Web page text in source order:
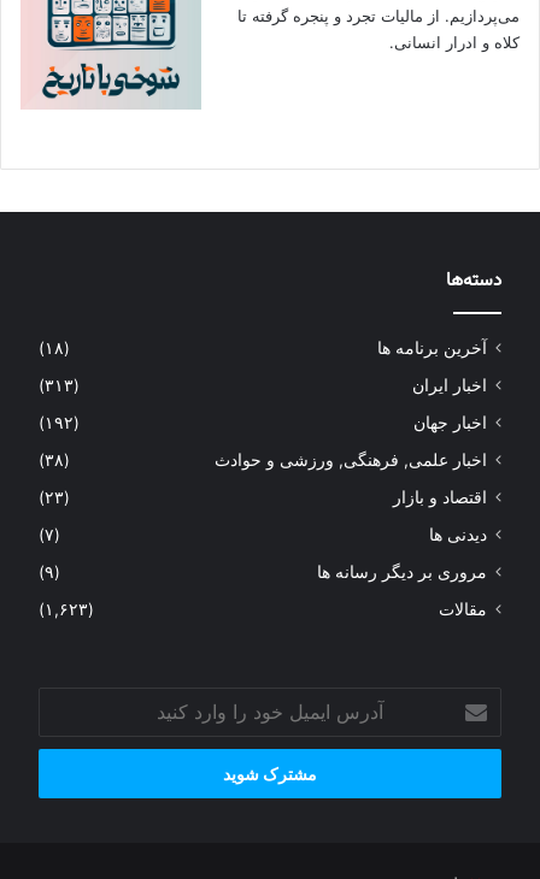
می‌پردازیم. از مالیات تجرد و پنجره گرفته تا
کلاه و ادرار انسانی.
دسته‌ها
آخرین برنامه ها
(۱۸)
اخبار ایران
(۳۱۳)
اخبار جهان
(۱۹۲)
اخبار علمی, فرهنگی, ورزشی و حوادث
(۳۸)
اقتصاد و بازار
(۲۳)
دیدنی ها
(۷)
مروری بر دیگر رسانه ها
(۹)
مقالات
(۱,۶۲۳)
ایمیل
خود
وارد